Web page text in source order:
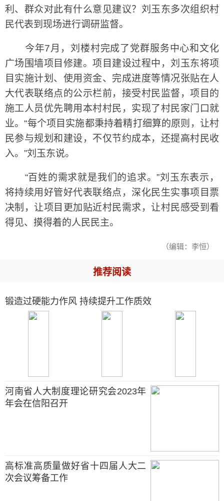
利、群众对此有什么意见建议？刘玉东多次组织村
民代表到现场进行调研监督。
今年7月，刘楼村完成了党群服务中心和文化
广场围墙项目修建。项目建设过程中，刘玉东将项
目实施计划、使用资金、完成进度等情况张贴在人
大代表联络点的公示栏前，接受村民监督，项目的
施工人员优先聘用本村村民，实现了村民家门口就
业。“每个项目实施都秉持着精打细算的原则，让村
民参与规划和建设，不仅节约成本，还提高村民收
入。”刘玉东说。
“百姓的需求就是我们的追求。”刘玉东表示，
将持续用好管好代表联络点，深化民生实事项目票
决制，让项目更加贴近村民需求，让村民感受到看
得见、摸得着的人民民主。
（编辑：李恒）
推荐阅读
锻造过硬能力作风 持续提升工作质效
河南省人大制度理论研究会2023年
年会在信阳召开
高标准高质量做好省十四届人大二
次会议筹备工作